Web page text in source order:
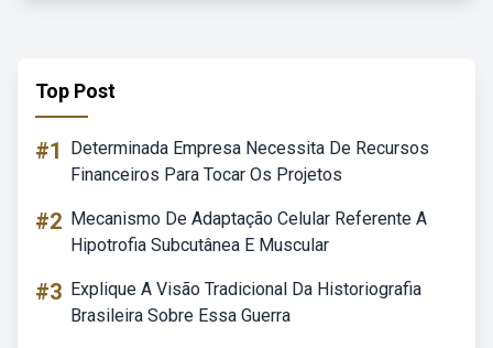
Top Post
#1
Determinada Empresa Necessita De Recursos
Financeiros Para Tocar Os Projetos
#2 Mecanismo De Adaptação Celular Referente A
Hipotrofia Subcutânea E Muscular
#3 Explique A Visão Tradicional Da Historiografia
Brasileira Sobre Essa Guerra